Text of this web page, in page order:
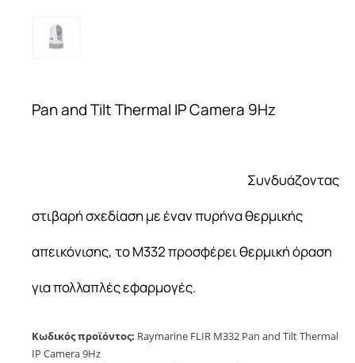
Pan and Tilt Thermal IP Camera 9Hz
Συνδυάζοντας
στιβαρή σχεδίαση με έναν πυρήνα θερμικής
απεικόνισης, το M332 προσφέρει θερμική όραση
για πολλαπλές εφαρμογές.
Κωδικός προϊόντος: Raymarine FLIR M332 Pan and Tilt Thermal
IP Camera 9Hz